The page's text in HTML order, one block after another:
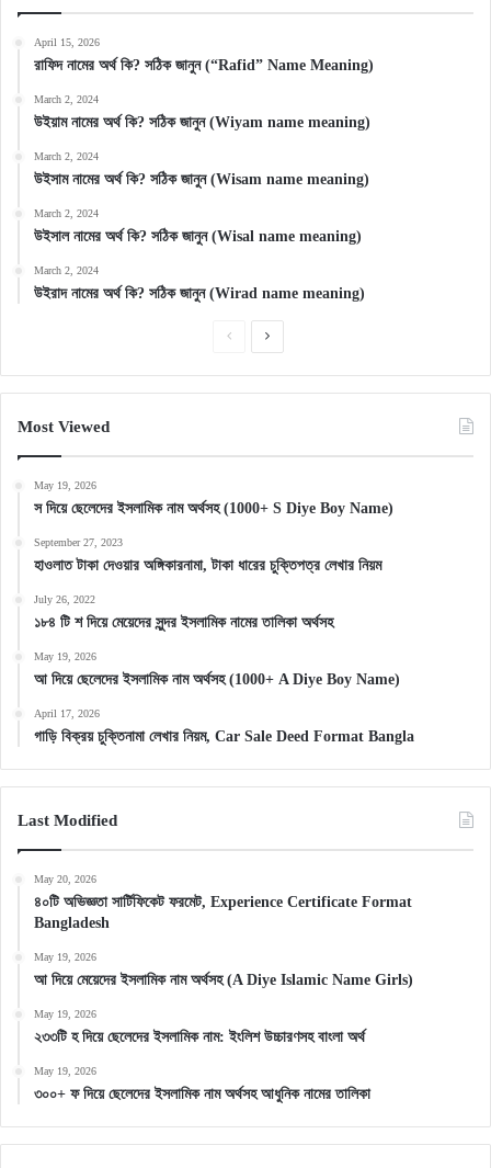
April 15, 2026
রাফিদ নামের অর্থ কি? সঠিক জানুন (“Rafid” Name Meaning)
March 2, 2024
উইয়াম নামের অর্থ কি? সঠিক জানুন (Wiyam name meaning)
March 2, 2024
উইসাম নামের অর্থ কি? সঠিক জানুন (Wisam name meaning)
March 2, 2024
উইসাল নামের অর্থ কি? সঠিক জানুন (Wisal name meaning)
March 2, 2024
উইরাদ নামের অর্থ কি? সঠিক জানুন (Wirad name meaning)
PreviousNext
Most Viewed
May 19, 2026
স দিয়ে ছেলেদের ইসলামিক নাম অর্থসহ (1000+ S Diye Boy Name)
September 27, 2023
হাওলাত টাকা দেওয়ার অঙ্গিকারনামা, টাকা ধারের চুক্তিপত্র লেখার নিয়ম
July 26, 2022
১৮৪ টি শ দিয়ে মেয়েদের সুন্দর ইসলামিক নামের তালিকা অর্থসহ
May 19, 2026
আ দিয়ে ছেলেদের ইসলামিক নাম অর্থসহ (1000+ A Diye Boy Name)
April 17, 2026
গাড়ি বিক্রয় চুক্তিনামা লেখার নিয়ম, Car Sale Deed Format Bangla
Last Modified
May 20, 2026
৪০টি অভিজ্ঞতা সার্টিফিকেট ফরমেট, Experience Certificate Format
Bangladesh
May 19, 2026
আ দিয়ে মেয়েদের ইসলামিক নাম অর্থসহ (A Diye Islamic Name Girls)
May 19, 2026
২৩৩টি হ দিয়ে ছেলেদের ইসলামিক নাম: ইংলিশ উচ্চারণসহ বাংলা অর্থ
May 19, 2026
৩০০+ ফ দিয়ে ছেলেদের ইসলামিক নাম অর্থসহ আধুনিক নামের তালিকা